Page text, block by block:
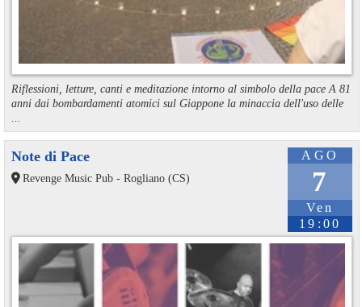
Riflessioni, letture, canti e meditazione intorno al simbolo della pace A 81
anni dai bombardamenti atomici sul Giappone la minaccia dell'uso delle
AGO
7
Ven
19:00
Note di Pace
Revenge Music Pub - Rogliano (CS)